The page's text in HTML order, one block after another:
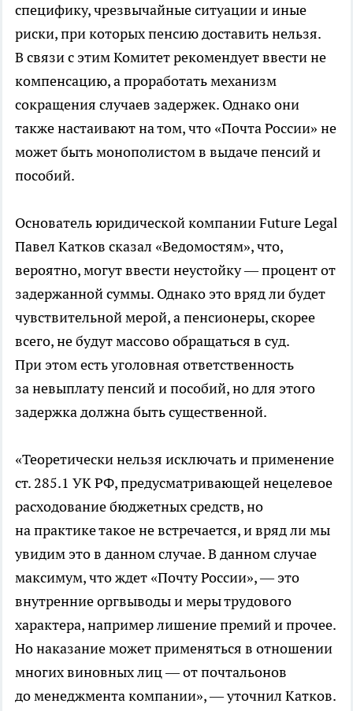
специфику, чрезвычайные ситуации и иные
риски, при которых пенсию доставить нельзя.
В связи с этим Комитет рекомендует ввести не
компенсацию, а проработать механизм
сокращения случаев задержек. Однако они
также настаивают на том, что «Почта России» не
может быть монополистом в выдаче пенсий и
пособий.
Основатель юридической компании Future Legal
Павел Катков сказал «Ведомостям», что,
вероятно, могут ввести неустойку — процент от
задержанной суммы. Однако это вряд ли будет
чувствительной мерой, а пенсионеры, скорее
всего, не будут массово обращаться в суд.
При этом есть уголовная ответственность
за невыплату пенсий и пособий, но для этого
задержка должна быть существенной.
«Теоретически нельзя исключать и применение
ст. 285.1 УК РФ, предусматривающей нецелевое
расходование бюджетных средств, но
на практике такое не встречается, и вряд ли мы
увидим это в данном случае. В данном случае
максимум, что ждет «Почту России», — это
внутренние оргвыводы и меры трудового
характера, например лишение премий и прочее.
Но наказание может применяться в отношении
многих виновных лиц — от почтальонов
до менеджмента компании», — уточнил Катков.